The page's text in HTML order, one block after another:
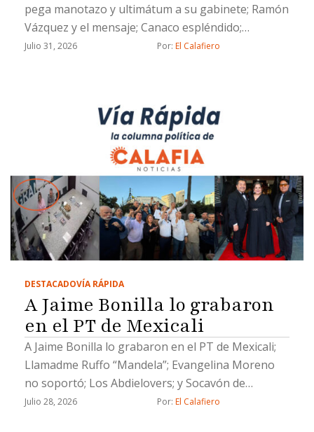
pega manotazo y ultimátum a su gabinete; Ramón
Vázquez y el mensaje; Canaco espléndido;
Evangelina Moreno, lengua larga y un Socavón de
Julio 31, 2026 Por: El Calafiero
DESTACADOVÍA RÁPIDA
A Jaime Bonilla lo grabaron
en el PT de Mexicali
A Jaime Bonilla lo grabaron en el PT de Mexicali;
Llamadme Ruffo “Mandela”; Evangelina Moreno
no soportó; Los Abdielovers; y Socavón de
solteras pero no solas
Julio 28, 2026 Por: El Calafiero